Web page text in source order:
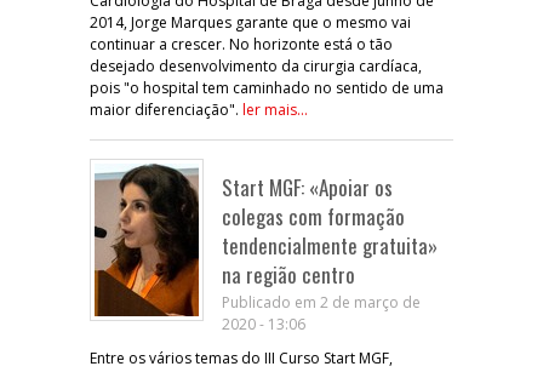
2014, Jorge Marques garante que o mesmo vai
continuar a crescer. No horizonte está o tão
desejado desenvolvimento da cirurgia cardíaca,
pois "o hospital tem caminhado no sentido de uma
maior diferenciação". ler mais...
Start MGF: «Apoiar os
colegas com formação
tendencialmente gratuita»
na região centro
Publicado em 2 de março de
2020 - 13:06
Entre os vários temas do III Curso Start MGF,